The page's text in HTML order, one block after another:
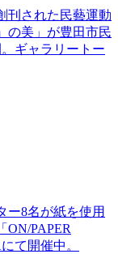
刊された民藝運動
の美」が豊田市民
ギャラリートー
ー8名が紙を使用
ON/PAPER
て開催中。